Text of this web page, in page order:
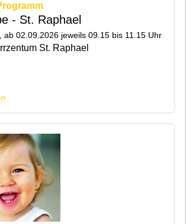
- St. Raphael
ab 02.09.2026 jeweils 09.15 bis 11.15 Uhr
St. Raphael